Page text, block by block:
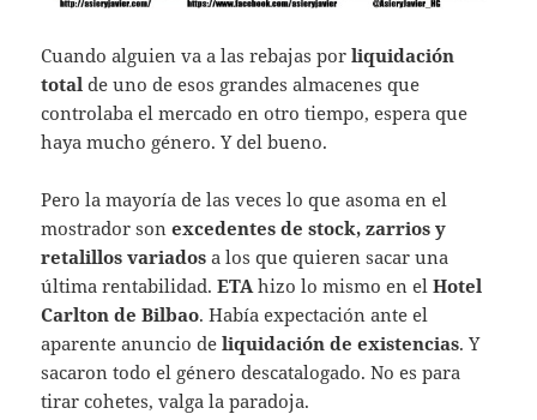
Cuando alguien va a las rebajas porliquidación
total de uno de esos grandes almacenes que
controlaba el mercado en otro tiempo, espera que
haya mucho género. Y del bueno.
Pero la mayoría de las veces lo que asoma en el
mostrador sonexcedentes de stock, zarrios y
retalillos variados a los que quieren sacar una
última rentabilidad.ETA hizo lo mismo en elHotel
Carlton de Bilbao. Había expectación ante el
aparente anuncio deliquidación de existencias. Y
sacaron todo el género descatalogado. No es para
tirar cohetes, valga la paradoja.